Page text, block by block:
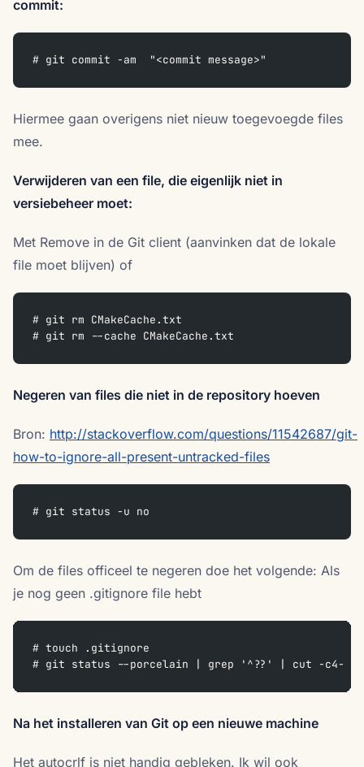
commit:
# git commit -am  "<commit message>"
Hiermee gaan overigens niet nieuw toegevoegde files
mee.
Verwijderen van een file, die eigenlijk niet in
versiebeheer moet:
Met Remove in de Git client (aanvinken dat de lokale
file moet blijven) of
# git rm CMakeCache.txt
# git rm --cache CMakeCache.txt
Negeren van files die niet in de repository hoeven
Bron: http://stackoverflow.com/questions/11542687/git-
how-to-ignore-all-present-untracked-files
# git status -u no
Om de files officeel te negeren doe het volgende: Als
je nog geen .gitignore file hebt
# touch .gitignore
# git status --porcelain | grep '^??' | cut -c4-
Na het installeren van Git op een nieuwe machine
Het autocrlf is niet handig gebleken. Ik wil ook